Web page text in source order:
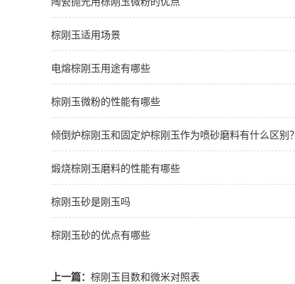
棕刚玉适用场景
电熔棕刚玉用途有哪些
棕刚玉微粉的性能有哪些
倾倒炉棕刚玉和固定炉棕刚玉作为喷砂磨料有什么区别？
煅烧棕刚玉磨料的性能有哪些
棕刚玉砂是刚玉吗
棕刚玉砂的优点有哪些
上一篇： 棕刚玉目数和微米对照表